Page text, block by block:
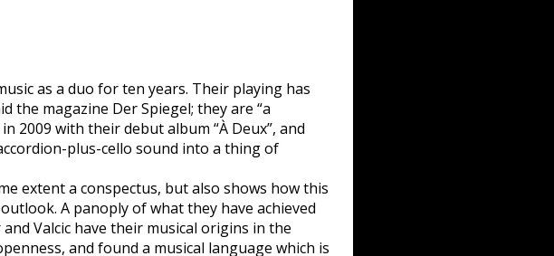
as a duo for ten years. Their playing has
the magazine Der Spiegel; they are “a
2009 with their debut album “À Deux”, and
plus-cello sound into a thing of
extent a conspectus, but also shows how this
A panoply of what they have achieved
Valcic have their musical origins in the
and found a musical language which is